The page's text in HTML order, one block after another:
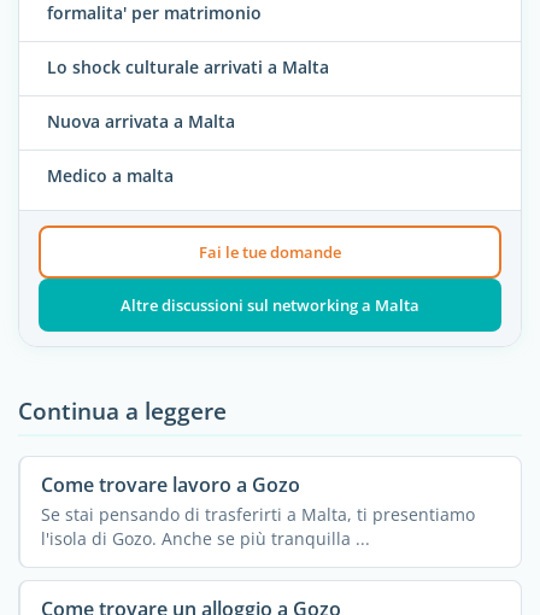
formalita' per matrimonio
Lo shock culturale arrivati a Malta
Nuova arrivata a Malta
Medico a malta
Fai le tue domande
Altre discussioni sul networking a Malta
Continua a leggere
Come trovare lavoro a Gozo
Se stai pensando di trasferirti a Malta, ti presentiamo
l'isola di Gozo. Anche se più tranquilla ...
Come trovare un alloggio a Gozo